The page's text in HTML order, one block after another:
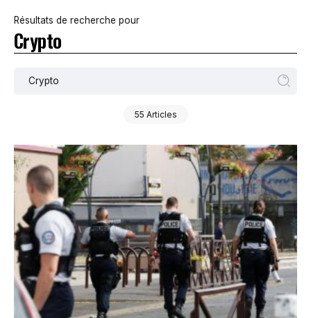
Résultats de recherche pour
Crypto
55 Articles